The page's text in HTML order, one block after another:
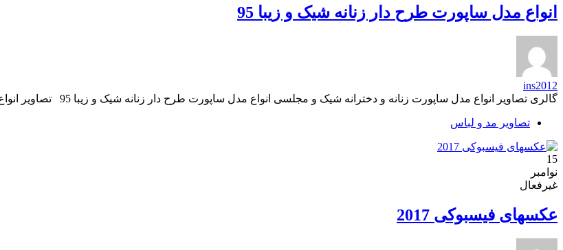
انواع مدل ساپورت طرح دار زنانه شیک و زیبا 95
ins2012
گالری تصاویر انواع مدل ساپورت زنانه و دخترانه شیک و مجلسی انواع مدل ساپورت طرح دار زنانه شیک و زیبا 95 تصاویر انواع مدل ساپورت زنانه و دخترانه شیک و مجلسی منبع: عکسهای فیسبوکی
تصاویر مد و لباس
15
نوامبر
غیرفعال
عکسهای فیسبوکی 2017